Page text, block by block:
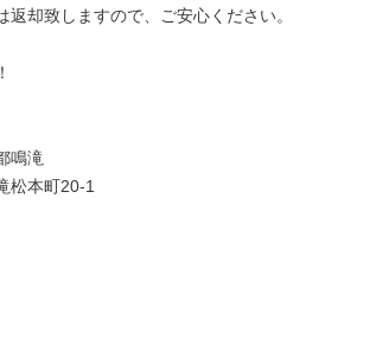
却致しますので、ご安心ください。
鳴滝
松本町20-1